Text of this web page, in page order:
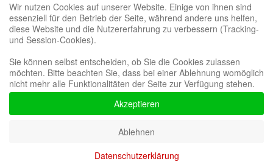
Wir nutzen Cookies auf unserer Website. Einige von ihnen sind
essenziell für den Betrieb der Seite, während andere uns helfen,
diese Website und die Nutzererfahrung zu verbessern (Tracking-
und Session-Cookies).
Sie können selbst entscheiden, ob Sie die Cookies zulassen
möchten. Bitte beachten Sie, dass bei einer Ablehnung womöglich
nicht mehr alle Funktionalitäten der Seite zur Verfügung stehen.
Akzeptieren
Ablehnen
Datenschutzerklärung